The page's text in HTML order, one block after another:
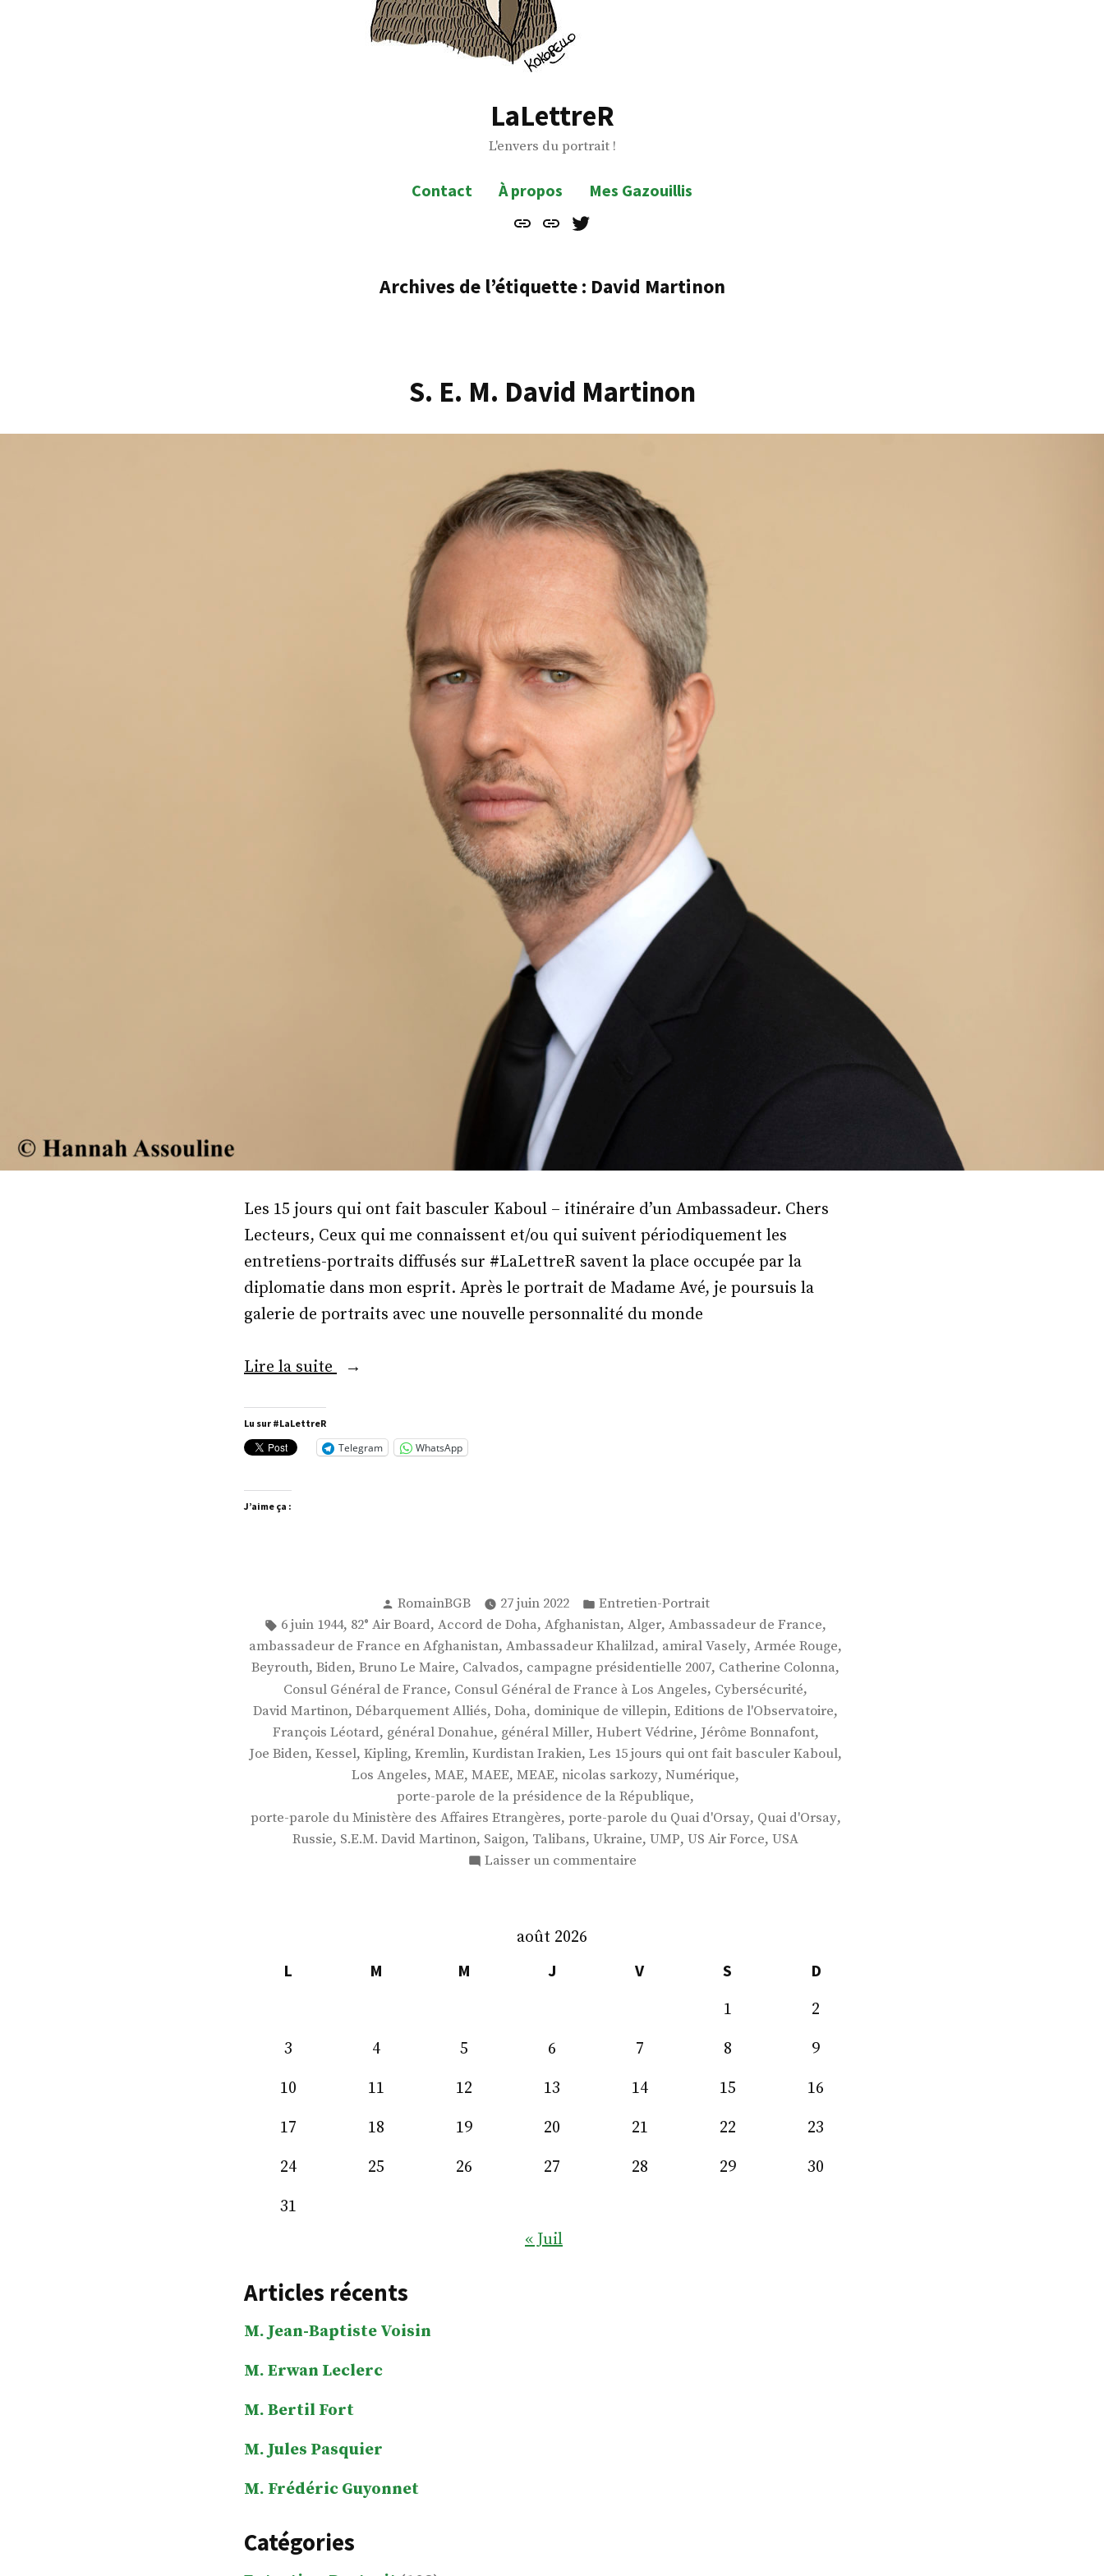
LaLettreR
L'envers du portrait !
Contact À propos
Mes Gazouillis
Contact
À
Mes
Archives de l’étiquette : David Martinon
S. E. M. David Martinon
Les 15 jours qui ont fait basculer Kaboul – itinéraire d’un Ambassadeur. Chers
Lecteurs, Ceux qui me connaissent et/ou qui suivent périodiquement les
entretiens-portraits diffusés sur #LaLettreR savent la place occupée par la
diplomatie dans mon esprit. Après le portrait de Madame Avé, je poursuis la
galerie de portraits avec une nouvelle personnalité du monde
Lire la suite « S.
David
Lu sur #LaLettreR
Telegram WhatsApp
J’aime ça :
Publié
par
RomainBGB 27 juin 2022
Publié
dans
Entretien-Portrait
Étiquettes :
6 juin 1944, 82° Air Board, Accord de Doha, Afghanistan, Alger, Ambassadeur de France,
ambassadeur de France en Afghanistan, Ambassadeur Khalilzad, amiral Vasely, Armée Rouge,
Beyrouth, Biden, Bruno Le Maire, Calvados, campagne présidentielle 2007, Catherine Colonna,
Consul Général de France, Consul Général de France à Los Angeles, Cybersécurité,
David Martinon, Débarquement Alliés, Doha, dominique de villepin, Editions de l'Observatoire,
François Léotard, général Donahue, général Miller, Hubert Védrine, Jérôme Bonnafont,
Joe Biden, Kessel, Kipling, Kremlin, Kurdistan Irakien, Les 15 jours qui ont fait basculer Kaboul,
Los Angeles, MAE, MAEE, MEAE, nicolas sarkozy, Numérique,
porte-parole de la présidence de la République,
porte-parole du Ministère des Affaires Etrangères, porte-parole du Quai d'Orsay, Quai d'Orsay,
Russie, S.E.M. David Martinon, Saigon, Talibans, Ukraine, UMP, US Air Force, USA
Laisser un commentairesur
Martinon
août 2026
L
M M J V S
D
1
2
3
4 5 6 7 8
9
10
11 12 13 14 15
16
17
18 19 20 21 22
23
24
25 26 27 28 29
30
31
« Juil
Articles récents
M. Jean-Baptiste Voisin
M. Erwan Leclerc
M. Bertil Fort
M. Jules Pasquier
M. Frédéric Guyonnet
Catégories